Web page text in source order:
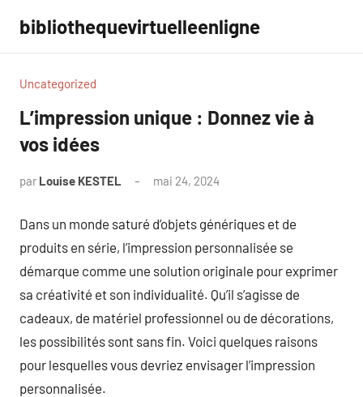
contenu
bibliothequevirtuelleenligne
Uncategorized
L’impression unique : Donnez vie à
vos idées
par Louise KESTEL mai 24, 2024
Dans un monde saturé d’objets génériques et de
produits en série, l’impression personnalisée se
démarque comme une solution originale pour exprimer
sa créativité et son individualité. Qu’il s’agisse de
cadeaux, de matériel professionnel ou de décorations,
les possibilités sont sans fin. Voici quelques raisons
pour lesquelles vous devriez envisager l’impression
personnalisée.